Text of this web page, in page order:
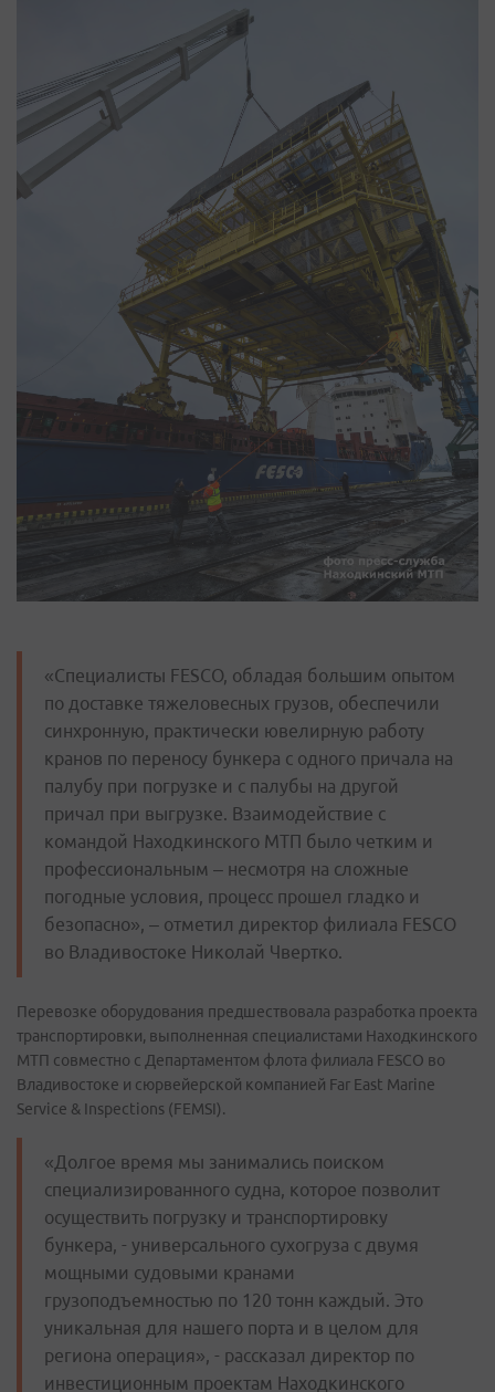
«Специалисты FESCO, обладая большим опытом
по доставке тяжеловесных грузов, обеспечили
синхронную, практически ювелирную работу
кранов по переносу бункера с одного причала на
палубу при погрузке и с палубы на другой
причал при выгрузке. Взаимодействие с
командой Находкинского МТП было четким и
профессиональным – несмотря на сложные
погодные условия, процесс прошел гладко и
безопасно», – отметил директор филиала FESCO
во Владивостоке Николай Чвертко.
Перевозке оборудования предшествовала разработка проекта
транспортировки, выполненная специалистами Находкинского
МТП совместно с Департаментом флота филиала FESCO во
Владивостоке и сюрвейерской компанией Far East Marine
Service & Inspections (FEMSI).
«Долгое время мы занимались поиском
специализированного судна, которое позволит
осуществить погрузку и транспортировку
бункера, - универсального сухогруза с двумя
мощными судовыми кранами
грузоподъемностью по 120 тонн каждый. Это
уникальная для нашего порта и в целом для
региона операция», - рассказал директор по
инвестиционным проектам Находкинского